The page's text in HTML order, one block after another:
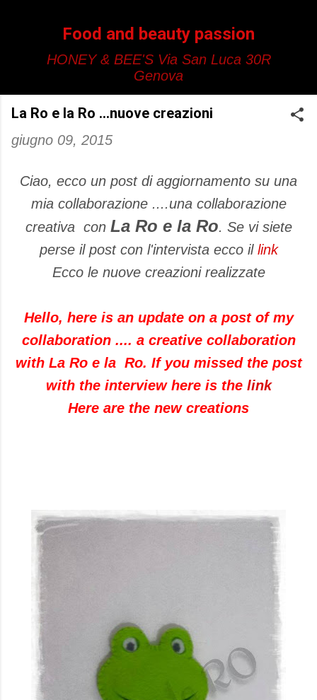
Food and beauty passion
HONEY & BEE'S Via San Luca 30R
Genova
La Ro e la Ro ...nuove creazioni
giugno 09, 2015
Ciao, ecco un post di aggiornamento su una
mia collaborazione ....una collaborazione
creativa con La Ro e la Ro. Se vi siete
perse il post con l'intervista ecco il link
Ecco le nuove creazioni realizzate
Hello, here is an update on a post of my
collaboration .... a creative collaboration
with La Ro e la Ro. If you missed the post
with the interview here is the link
Here are the new creations